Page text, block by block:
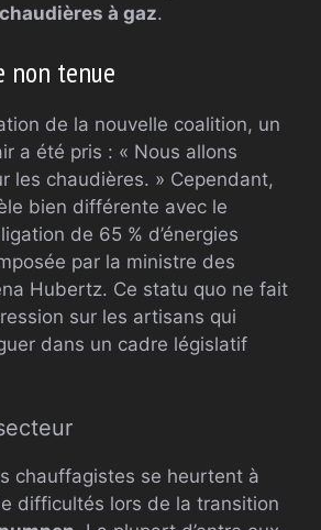
chaudières à gaz.
non tenue
de la nouvelle coalition, un
a été pris : « Nous allons
les chaudières. » Cependant,
bien différente avec le
de 65 % d’énergies
par la ministre des
Hubertz. Ce statu quo ne fait
sur les artisans qui
dans un cadre législatif
chauffagistes se heurtent à
difficultés lors de la transition